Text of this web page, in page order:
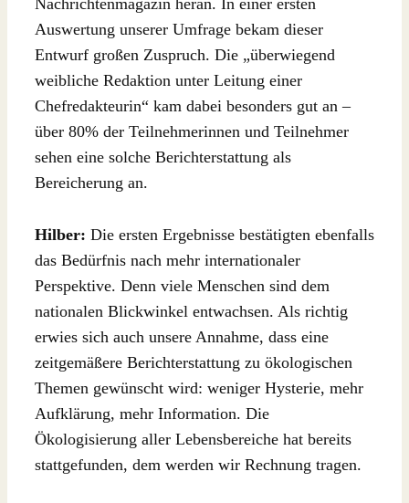
Auswertung unserer Umfrage bekam dieser
Entwurf großen Zuspruch. Die „überwiegend
weibliche Redaktion unter Leitung einer
Chefredakteurin“ kam dabei besonders gut an –
über 80% der Teilnehmerinnen und Teilnehmer
sehen eine solche Berichterstattung als
Bereicherung an.
Hilber: Die ersten Ergebnisse bestätigten ebenfalls
das Bedürfnis nach mehr internationaler
Perspektive. Denn viele Menschen sind dem
nationalen Blickwinkel entwachsen. Als richtig
erwies sich auch unsere Annahme, dass eine
zeitgemäßere Berichterstattung zu ökologischen
Themen gewünscht wird: weniger Hysterie, mehr
Aufklärung, mehr Information. Die
Ökologisierung aller Lebensbereiche hat bereits
stattgefunden, dem werden wir Rechnung tragen.